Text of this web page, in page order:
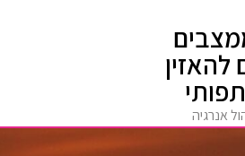
להאזין
אנרגיה